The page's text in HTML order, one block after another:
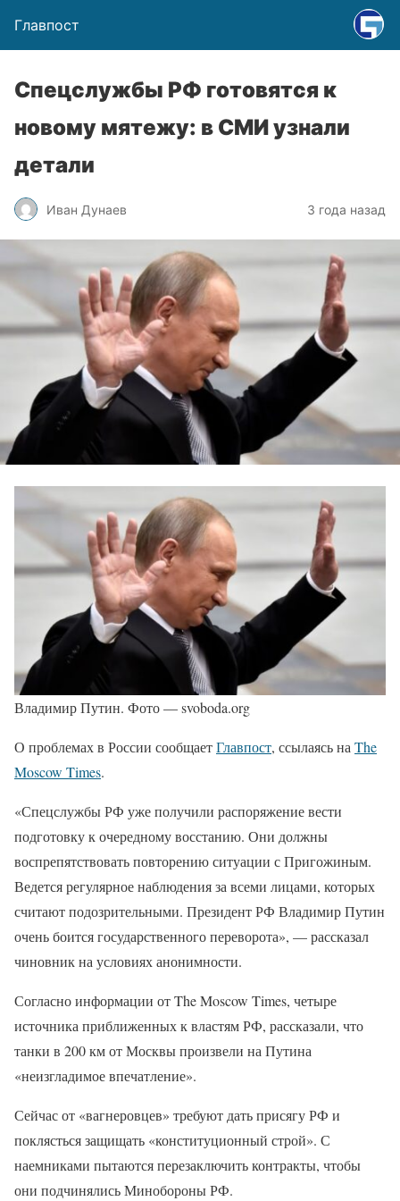
Главпост
Спецслужбы РФ готовятся к
новому мятежу: в СМИ узнали
детали
Иван Дунаев 3 года назад
Владимир Путин. Фото — svoboda.org
О проблемах в России сообщаетГлавпост, ссылаясь на The
Moscow Times.
«Спецслужбы РФ уже получили распоряжение вести
подготовку к очередному восстанию. Они должны
воспрепятствовать повторению ситуации с Пригожиным.
Ведется регулярное наблюдения за всеми лицами, которых
считают подозрительными. Президент РФ Владимир Путин
очень боится государственного переворота», — рассказал
чиновник на условиях анонимности.
Согласно информации от The Moscow Times, четыре
источника приближенных к властям РФ, рассказали, что
танки в 200 км от Москвы произвели на Путина
«неизгладимое впечатление».
Сейчас от «вагнеровцев» требуют дать присягу РФ и
поклясться защищать «конституционный строй». С
наемниками пытаются перезаключить контракты, чтобы
они подчинялись Минобороны РФ.